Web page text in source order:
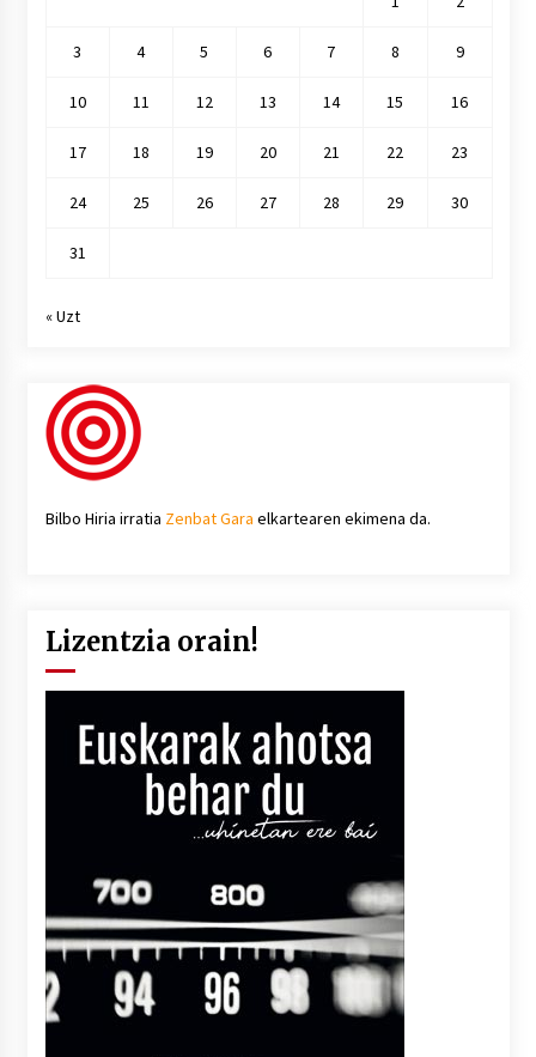
3 4 5 6 7 8 9
10 11 12 13 14 15 16
17 18 19 20 21 22 23
24 25 26 27 28 29 30
31
« Uzt
Bilbo Hiria irratia Zenbat Gara elkartearen ekimena da.
Lizentzia orain!